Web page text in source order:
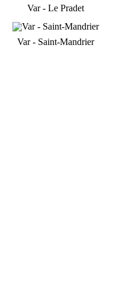
Var - Le Pradet
Var - Saint-Mandrier